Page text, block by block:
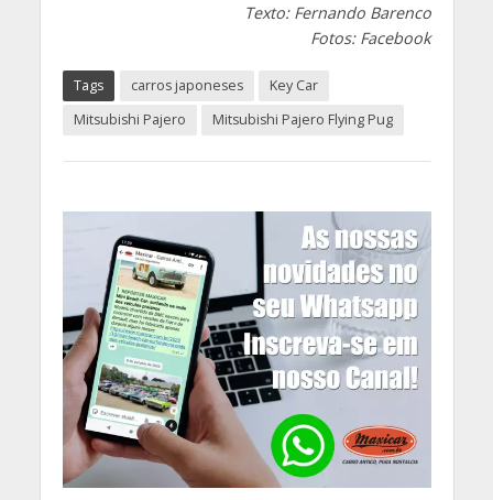
Texto: Fernando Barenco
Fotos: Facebook
Tags carros japoneses
Key Car
Mitsubishi Pajero
Mitsubishi Pajero Flying Pug